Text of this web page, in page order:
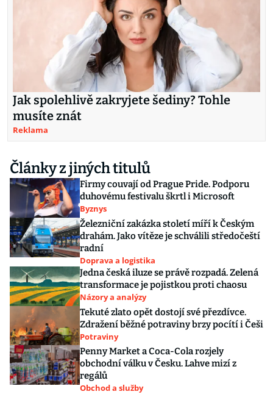
Jak spolehlivě zakryjete šediny? Tohle
musíte znát
Reklama
Články z jiných titulů
Firmy couvají od Prague Pride. Podporu
duhovému festivalu škrtl i Microsoft
Byznys
Železniční zakázka století míří k Českým
drahám. Jako vítěze je schválili středočeští
radní
Doprava a logistika
Jedna česká iluze se právě rozpadá. Zelená
transformace je pojistkou proti chaosu
Názory a analýzy
Tekuté zlato opět dostojí své přezdívce.
Zdražení běžné potraviny brzy pocítí i Češi
Potraviny
Penny Market a Coca-Cola rozjely
obchodní válku v Česku. Lahve mizí z
regálů
Obchod a služby